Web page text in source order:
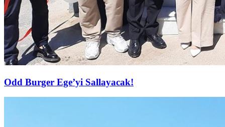
Odd Burger Ege’yi Sallayacak!